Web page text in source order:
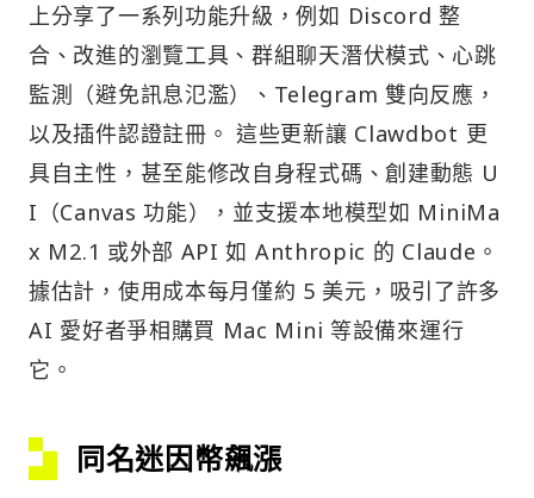
上分享了一系列功能升級，例如 Discord 整
合、改進的瀏覽工具、群組聊天潛伏模式、心跳
監測（避免訊息氾濫）、Telegram 雙向反應，
以及插件認證註冊。 這些更新讓 Clawdbot 更
具自主性，甚至能修改自身程式碼、創建動態 U
I（Canvas 功能），並支援本地模型如 MiniMa
x M2.1 或外部 API 如 Anthropic 的 Claude。
據估計，使用成本每月僅約 5 美元，吸引了許多
AI 愛好者爭相購買 Mac Mini 等設備來運行
它。
同名迷因幣飆漲